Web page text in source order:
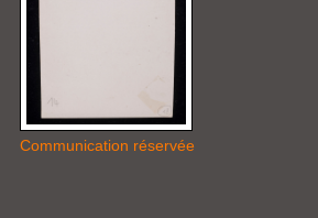
Communication réservée